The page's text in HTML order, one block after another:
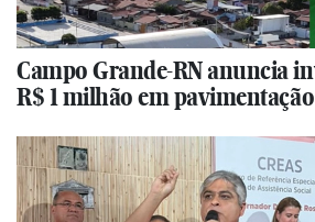
Campo Grande-RN anuncia
R$ 1 milhão em